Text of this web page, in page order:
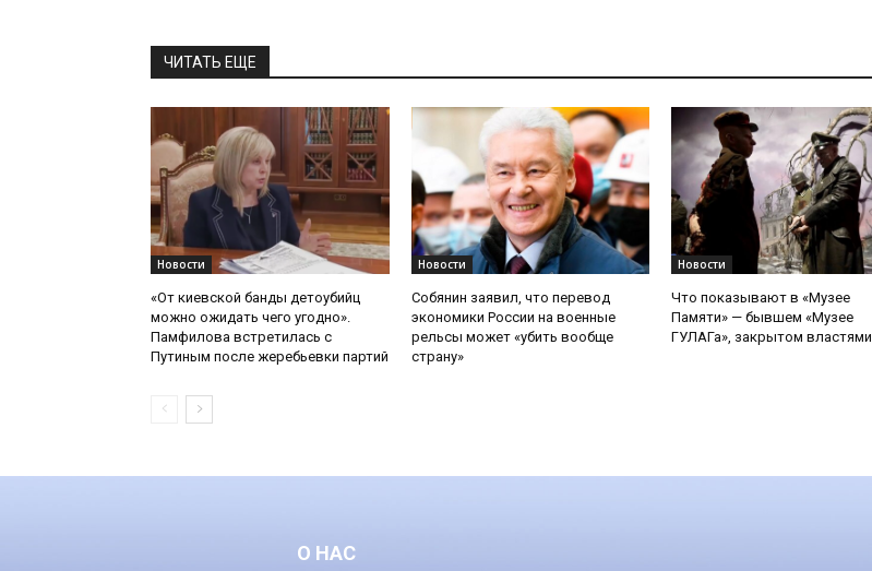
ЧИТАТЬ ЕЩЕ
Новости
«От киевской банды детоубийц
можно ожидать чего угодно».
Памфилова встретилась с
Путиным после жеребьевки партий
Новости
Собянин заявил, что перевод
экономики России на военные
рельсы может «убить вообще
страну»
Новости
Что показывают в «Музее
Памяти» — бывшем «Музее
ГУЛАГа», закрытом властями
О НАС